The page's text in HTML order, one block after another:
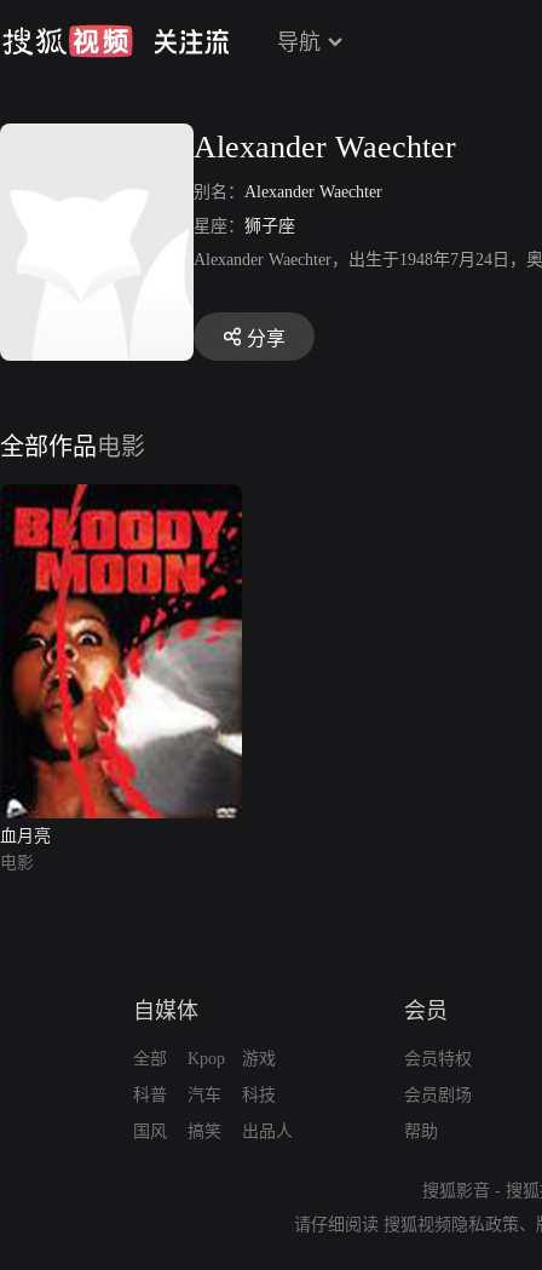
导航
Alexander Waechter
别名： Alexander Waechter
星座： 狮子座
Alexander Waechter，出生于1948年7月24日
分享
全部作品电影
血月亮
电影
自媒体
全部
科普
国风
Kpop
汽车
搞笑
游戏
科技
出品人
会员
会员特权
会员剧场
帮助
搜狐影音 - 搜
请仔细阅读 搜狐视频隐私政策、